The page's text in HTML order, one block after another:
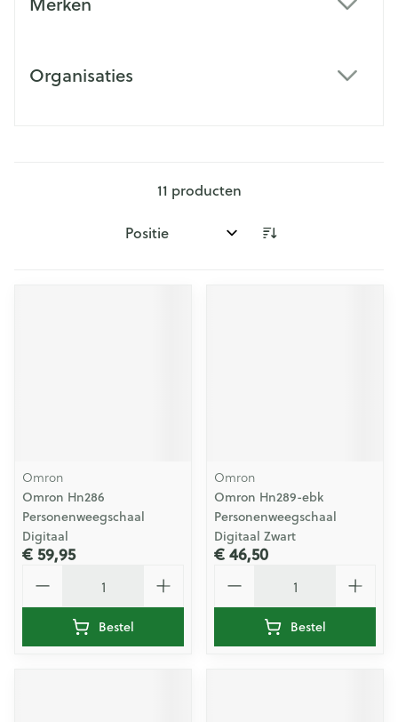
Organisaties
11 producten
Sorteer op:
Omron
Omron Hn286
Personenweegschaal
Digitaal
€ 59,95
Bestel
Omron
Omron Hn289-ebk
Personenweegschaal
Digitaal Zwart
€ 46,50
Bestel